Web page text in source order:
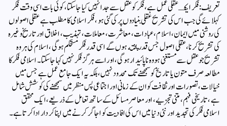
تعريف: فكر ايكـ عقلى عمل ہے، فكر كو عقل سے جدا نہيں كيا جا سكتا، كوئى بات اسى وقت فكر
كہلائے گى جب اس كى تشريح عقلى بنيادوں پر كى گئى ہو، فكر اسلامى كا مطلب ہے عقلى اصولوں
كى روشنى ميں ايمان، اسلام، عبادات، معاشرت، معاملات، تہذيب، اخلاق اور تاريخ وغيره
كى تشريح كرنا، عقلى اصول جس قدر پخته ہوں گے اسى قدر فكر مستحكم ہوگى، اسلام كى ہر وه
تشريح جو عقل سے مستغنى ہو وه نا پائيدار ہوگى، اور اسے ہرگز فكر نہيں كہا جا سكتا۔اسلامی فکر کا
مطالعہ صرف متون یا تاریخ کو سمجھنے تک محدود نہیں، بلکہ یہ ایک جامع عمل ہے جس ميں
خیالات، تصورات اور ثقافت کو ان کے زمانی اور اجتماعی پس منظر میں سمجھنے کی کوشش شامل
ہے، تاریخی فہم، متنی تجزیے، اور معاصر مسائل کے ساتھ تعامل کے ذریعے، ایک محقق
اسلامی فکر کی تجدید اور نئى دنیا میں اس کى افاديت کو اجاگر کرنے میں اپنا کردار ادا کرتا ہے۔